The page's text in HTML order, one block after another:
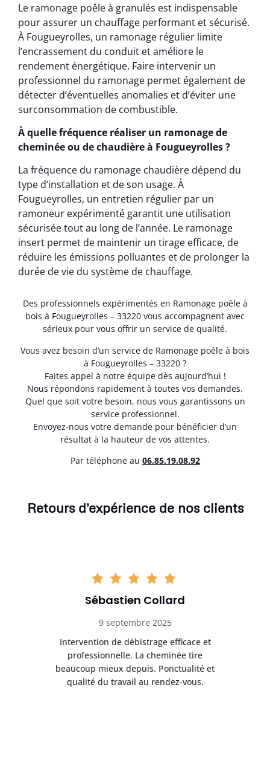
Le ramonage poêle à granulés est indispensable
pour assurer un chauffage performant et sécurisé.
À Fougueyrolles, un ramonage régulier limite
l’encrassement du conduit et améliore le
rendement énergétique. Faire intervenir un
professionnel du ramonage permet également de
détecter d’éventuelles anomalies et d’éviter une
surconsommation de combustible.
À quelle fréquence réaliser un ramonage de
cheminée ou de chaudière à Fougueyrolles ?
La fréquence du ramonage chaudière dépend du
type d’installation et de son usage. À
Fougueyrolles, un entretien régulier par un
ramoneur expérimenté garantit une utilisation
sécurisée tout au long de l’année. Le ramonage
insert permet de maintenir un tirage efficace, de
réduire les émissions polluantes et de prolonger la
durée de vie du système de chauffage.
Des professionnels expérimentés en Ramonage poêle à
bois à Fougueyrolles – 33220 vous accompagnent avec
sérieux pour vous offrir un service de qualité.
Vous avez besoin d’un service de Ramonage poêle à bois
à Fougueyrolles – 33220 ?
Faites appel à notre équipe dès aujourd’hui !
Nous répondons rapidement à toutes vos demandes.
Quel que soit votre besoin, nous vous garantissons un
service professionnel.
Envoyez-nous votre demande pour bénéficier d’un
résultat à la hauteur de vos attentes.
Par téléphone au 06.85.19.08.92
Retours d'expérience de nos clients
Sébastien Collard
9 septembre 2025
Intervention de débistrage efficace et
professionnelle. La cheminée tire
beaucoup mieux depuis. Ponctualité et
qualité du travail au rendez-vous.